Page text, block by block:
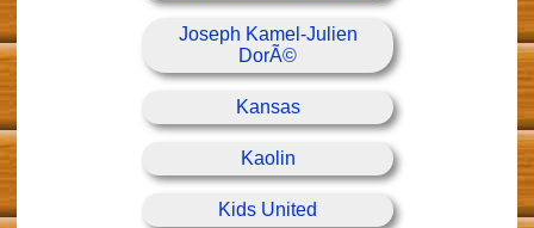
Joseph Kamel-Julien
DorÃ©
Kansas
Kaolin
Kids United